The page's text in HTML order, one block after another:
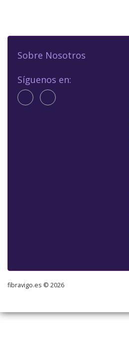
Sobre Nosotros
Síguenos en:
fibravigo.es © 2026